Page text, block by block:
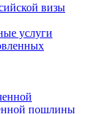
визы
услуги
пошлины